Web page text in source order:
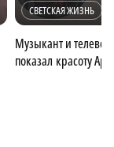
СВЕТСКАЯ ЖИЗНЬ
Музыкант и
показал красоту